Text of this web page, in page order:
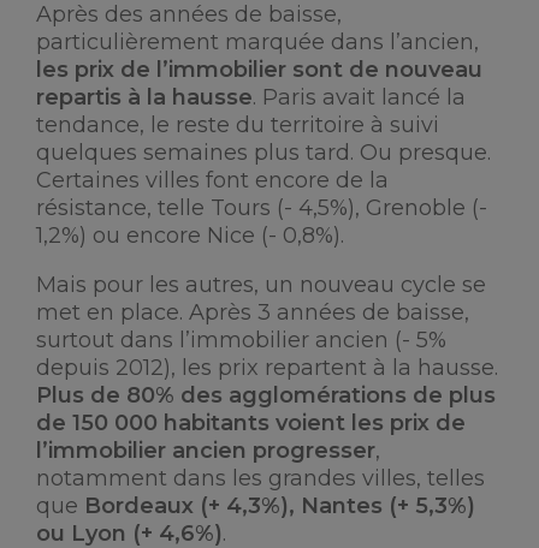
Après des années de baisse,
particulièrement marquée dans l’ancien,
les prix de l’immobilier sont de nouveau
repartis à la hausse. Paris avait lancé la
tendance, le reste du territoire à suivi
quelques semaines plus tard. Ou presque.
Certaines villes font encore de la
résistance, telle Tours (- 4,5%), Grenoble (-
1,2%) ou encore Nice (- 0,8%).
Mais pour les autres, un nouveau cycle se
met en place. Après 3 années de baisse,
surtout dans l’immobilier ancien (- 5%
depuis 2012), les prix repartent à la hausse.
Plus de 80% des agglomérations de plus
de 150 000 habitants voient les prix de
l’immobilier ancien progresser,
notamment dans les grandes villes, telles
que Bordeaux (+ 4,3%), Nantes (+ 5,3%)
ou Lyon (+ 4,6%).